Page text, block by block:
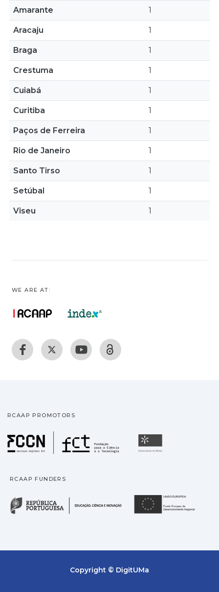
Amarante 1
Aracaju 1
Braga 1
Crestuma 1
Cuiabá 1
Curitiba 1
Paços de Ferreira 1
Rio de Janeiro 1
Santo Tirso 1
Setúbal 1
Viseu 1
WE ARE AT:
RCAAP PROMOTORS
Fundação para a
RCAAP FUNDERS
República Portuguesa
Copyright © DigitUMa